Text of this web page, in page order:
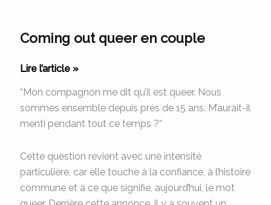
Coming out queer en couple
Lire l’article »
“Mon compagnon me dit qu’il est queer. Nous
sommes ensemble depuis près de 15 ans. M’aurait-il
menti pendant tout ce temps ?”
Cette question revient avec une intensité
particulière, car elle touche à la confiance, à l’histoire
commune et à ce que signifie, aujourd’hui, le mot